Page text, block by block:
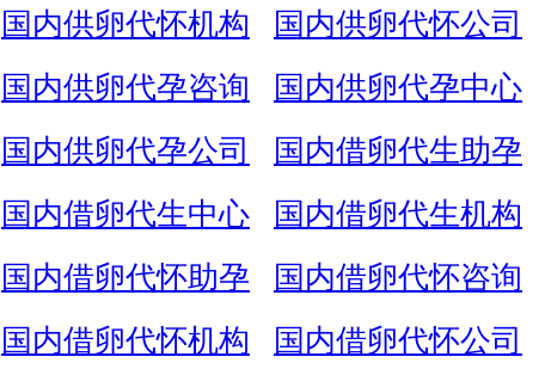
国内供卵代怀机构
国内供卵代怀公司
国内供卵代孕咨询
国内供卵代孕中心
国内供卵代孕公司
国内借卵代生助孕
国内借卵代生中心
国内借卵代生机构
国内借卵代怀助孕
国内借卵代怀咨询
国内借卵代怀机构
国内借卵代怀公司